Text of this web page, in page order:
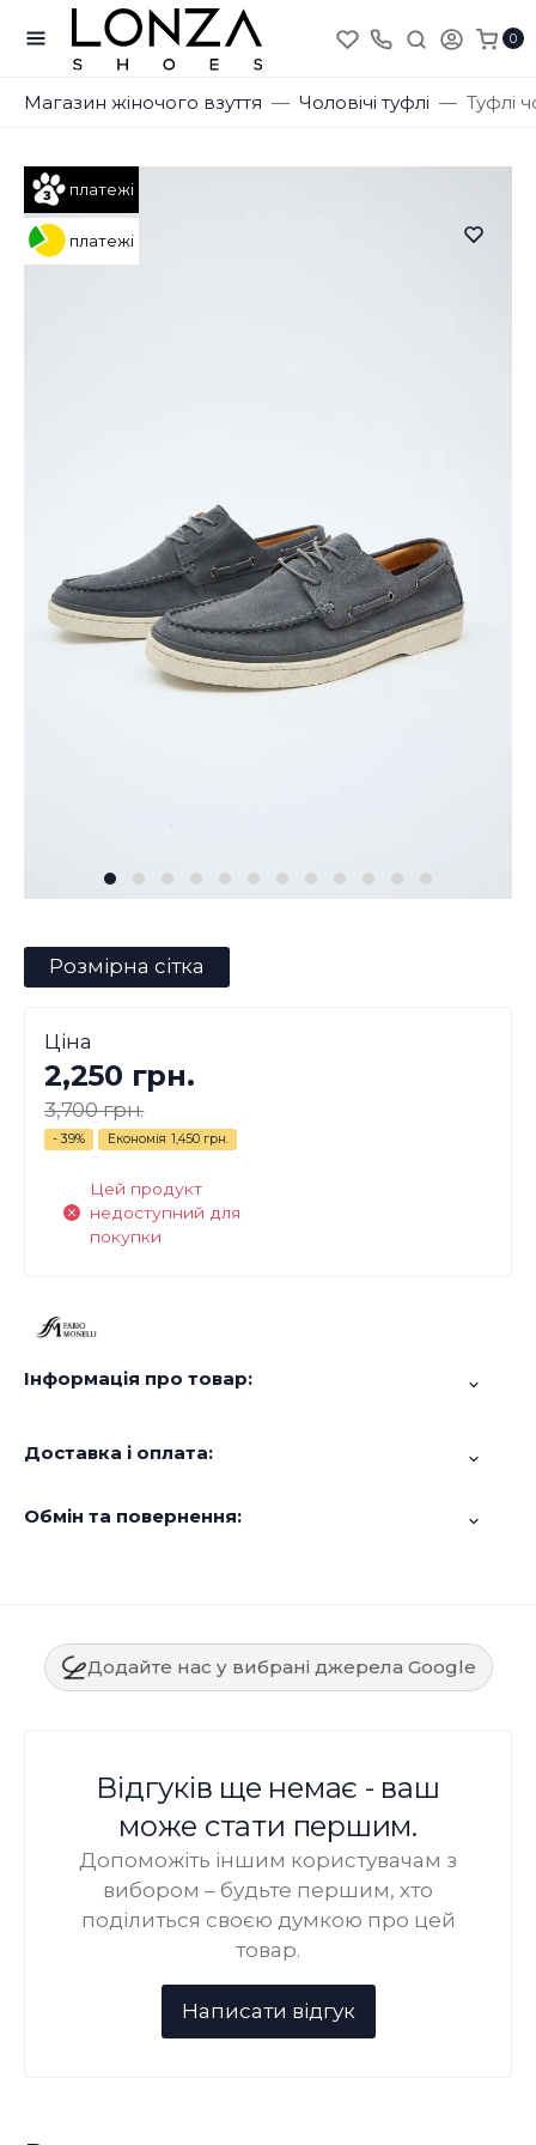
0
Магазин жіночого взуття Чоловічі туфлі Туфлі
платежі
платежі
Розмірна сітка
Ціна
2,250 грн.
3,700 грн.
- 39% Економія 1,450 грн.
Цей продукт
недоступний для
покупки
Інформація про товар:
Доставка і оплата:
Обмін та повернення:
Додайте нас у вибрані джерела Google
Відгуків ще немає - ваш
може стати першим.
Допоможіть іншим користувачам з
вибором – будьте першим, хто
поділиться своєю думкою про цей
товар.